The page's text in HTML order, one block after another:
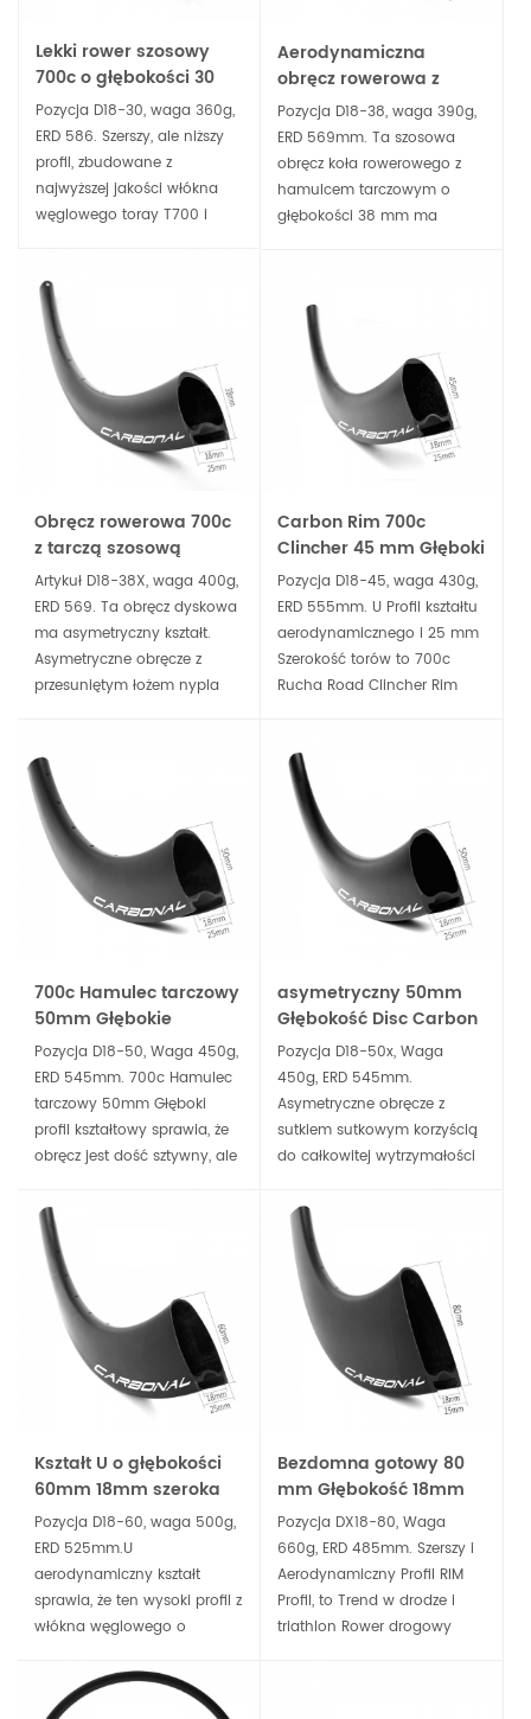
Lekki rower szosowy
700c o głębokości 30
mm i szerokości 18 mm
bezdętkowej obręczy
tarczowej
Pozycja D18-30, waga 360g,
ERD 586. Szerszy, ale niższy
profil, zbudowane z
najwyższej jakości włókna
węglowego toray T700 i
super lekkie i sztywne,
doskonała wszechstronność.
Aerodynamiczna
obręcz rowerowa z
hamulcem tarczowym
o głębokości 38 mm,
kompatybilna z
oponami
bezdętkowymi
Pozycja D18-38, waga 390g,
ERD 569mm. Ta szosowa
obręcz koła rowerowego z
hamulcem tarczowym o
głębokości 38 mm ma
aerodynamikę, a karbon
Toray T800 może być użyty,
aby ta obręcz była
mocniejsza, lżejsza i
sztywniejsza do szosowych
kół z hamulcami tarczowymi.
Obręcz rowerowa 700c
z tarczą szosową
asymetryczna 2,5 mm
offsetowa, bezdętkowa,
gotowa na bezdętkę
Artykuł D18-38X, waga 400g,
ERD 569. Ta obręcz dyskowa
ma asymetryczny kształt.
Asymetryczne obręcze z
przesuniętym łożem nypla
odpowiedniemu wyważeniu
kątów usztywnienia szprych
od jednego kołnierza do
drugiego.
Carbon Rim 700c
Clincher 45 mm Głęboki
kształt u koła
hamulcowego
Pozycja D18-45, waga 430g,
ERD 555mm. U Profil kształtu
aerodynamicznego i 25 mm
Szerokość torów to 700c
Rucha Road Clincher Rim
terenów. To najlepszy wybór
na lekkie hamulec tarczowe
koło.
700c Hamulec tarczowy
50mm Głębokie
Clincher Tubless
Carbon Rim
Pozycja D18-50, Waga 450g,
ERD 545mm. 700c Hamulec
tarczowy 50mm Głęboki
profil kształtowy sprawia, że
obręcz jest dość sztywny, ale
wydajność. Trwałe i
aerodynamiczne dla
wyścigów drogowych,
szkolenia, a także cyklokros
jazda.
asymetryczny 50mm
Głębokość Disc Carbon
Rim U Kształt Clincher
Bez Transportu Gotowy
Pozycja D18-50x, Waga
450g, ERD 545mm.
Asymetryczne obręcze z
sutkiem sutkowym korzyścią
do całkowitej wytrzymałości
równoważenie kątów
usztywniających
przemówienia z jednego
kołnierza do drugiego,
zbudować w lekkim, ale
silnym dysku drogowym
Kształt U o głębokości
60mm 18mm szeroka
felga bezdętkowa
bezdętkowa z
karbonową tarczą
Pozycja D18-60, waga 500g,
ERD 525mm.U
aerodynamiczny kształt
sprawia, że ​​ten wysoki profil z
włókna węglowego o
felga bezdętkowa lekka, ale
nadal sztywna .Stworzony do
Bezdomna gotowy 80
mm Głębokość 18mm
Szeroki Clincher 700c
Rim Road Disc
Pozycja DX18-80, Waga
660g, ERD 485mm. Szerszy i
Aerodynamiczny Profil RIM
Profil, to Trend w drodze i
triathlon Rower drogowy